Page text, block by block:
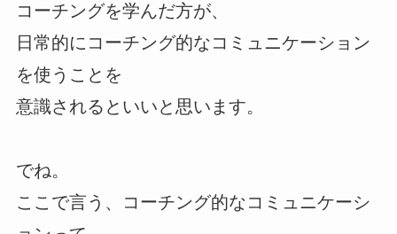
コーチングを学んだ方が、
日常的にコーチング的なコミュニケーション
を使うことを
意識されるといいと思います。
でね。
ここで言う、コーチング的なコミュニケーシ